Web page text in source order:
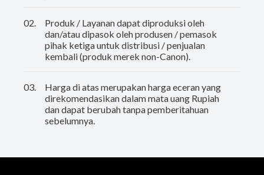
02.
Produk / Layanan dapat diproduksi oleh
dan/atau dipasok oleh produsen / pemasok
pihak ketiga untuk distribusi / penjualan
kembali (produk merek non-Canon).
03.
Harga di atas merupakan harga eceran yang
direkomendasikan dalam mata uang Rupiah
dan dapat berubah tanpa pemberitahuan
sebelumnya.